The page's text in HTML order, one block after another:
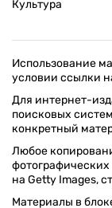
Культура
Использование
условии ссылки
Для интернет-
поисковых
конкретный
Любое
на Getty Images,
Материалы в